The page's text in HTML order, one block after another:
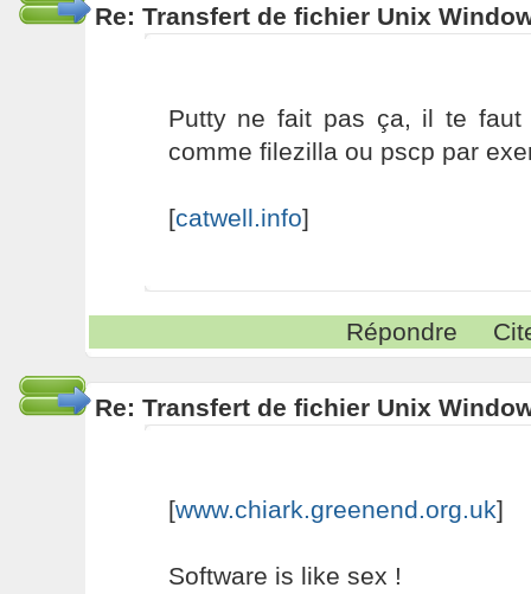
Re: Transfert de fichier Unix
Putty ne fait pas ça, il te
comme filezilla ou pscp par
[catwell.info]
Répondre
Re: Transfert de fichier Unix
[www.chiark.greenend.org.uk]
Software is like sex !